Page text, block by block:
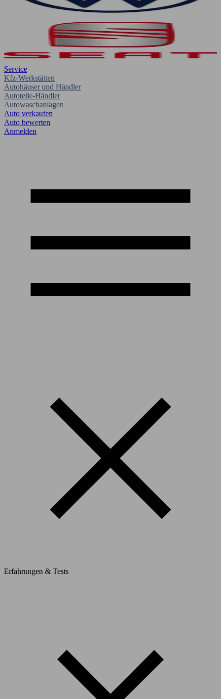
Service
Kfz-Werkstätten
Autohäuser und Händler
Autoteile-Händler
Autowaschanlagen
Auto verkaufen
Auto bewerten
Anmelden
Erfahrungen & Tests